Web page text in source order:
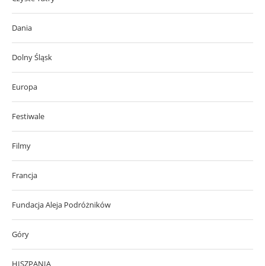
Dania
Dolny Śląsk
Europa
Festiwale
Filmy
Francja
Fundacja Aleja Podróżników
Góry
HISZPANIA